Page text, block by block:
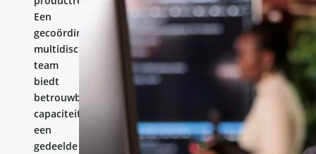
Een
gecoördineerd
multidisciplinair
team
biedt
betrouwbare
capaciteit,
een
gedeelde